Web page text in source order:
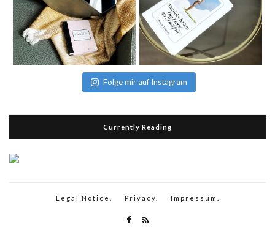
Folge mir auf Instagram
Currently Reading
Legal Notice. Privacy. Impressum.